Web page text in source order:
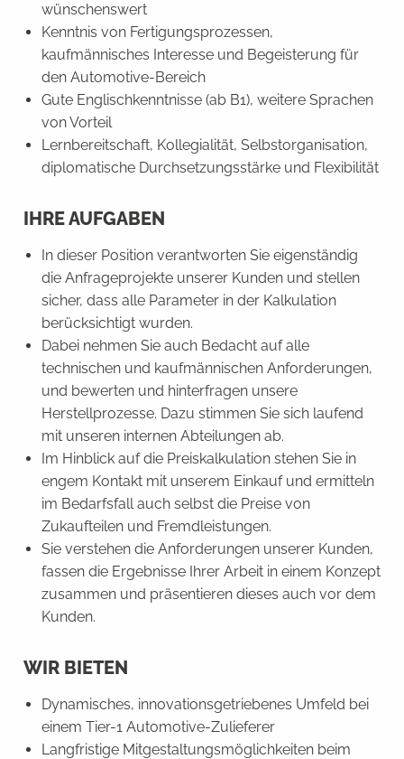
wünschenswert
Kenntnis von Fertigungsprozessen,
kaufmännisches Interesse und Begeisterung für
den Automotive-Bereich
Gute Englischkenntnisse (ab B1), weitere Sprachen
von Vorteil
Lernbereitschaft, Kollegialität, Selbstorganisation,
diplomatische Durchsetzungsstärke und Flexibilität
IHRE AUFGABEN
In dieser Position verantworten Sie eigenständig
die Anfrageprojekte unserer Kunden und stellen
sicher, dass alle Parameter in der Kalkulation
berücksichtigt wurden.
Dabei nehmen Sie auch Bedacht auf alle
technischen und kaufmännischen Anforderungen,
und bewerten und hinterfragen unsere
Herstellprozesse. Dazu stimmen Sie sich laufend
mit unseren internen Abteilungen ab.
Im Hinblick auf die Preiskalkulation stehen Sie in
engem Kontakt mit unserem Einkauf und ermitteln
im Bedarfsfall auch selbst die Preise von
Zukaufteilen und Fremdleistungen.
Sie verstehen die Anforderungen unserer Kunden,
fassen die Ergebnisse Ihrer Arbeit in einem Konzept
zusammen und präsentieren dieses auch vor dem
Kunden.
WIR BIETEN
Dynamisches, innovationsgetriebenes Umfeld bei
einem Tier-1 Automotive-Zulieferer
Langfristige Mitgestaltungsmöglichkeiten beim